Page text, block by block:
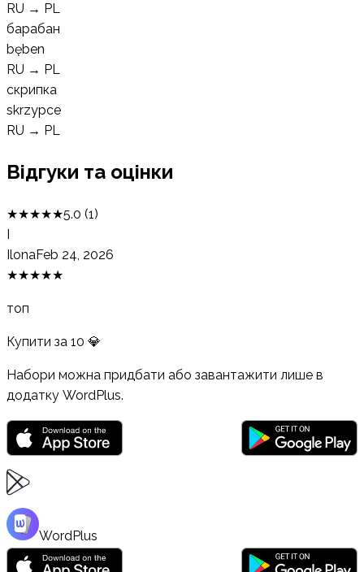
RU → PL
барабан
bęben
RU → PL
скрипка
skrzypce
RU → PL
Відгуки та оцінки
★★★★★5.0 (1)
I
IlonaFeb 24, 2026
★★★★★
топ
Купити за 10 💎
Набори можна придбати або завантажити лише в
додатку WordPlus.
WordPlus